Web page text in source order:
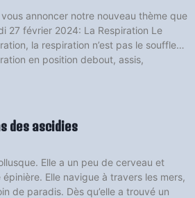
annoncer notre nouveau thème que
27 février 2024: La Respiration Le
la respiration n’est pas le souffle…
en position debout, assis,
des ascidies
Elle a un peu de cerveau et
épinière. Elle navigue à travers les mers,
de paradis. Dès qu’elle a trouvé un